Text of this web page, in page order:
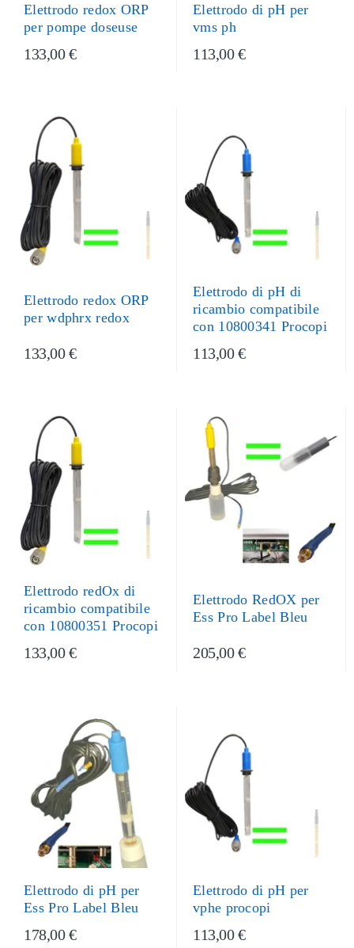
Elettrodo redox ORP
per pompe doseuse
133,00 €
Elettrodo di pH per
vms ph
113,00 €
Elettrodo redox ORP
per wdphrx redox
133,00 €
Elettrodo di pH di
ricambio compatibile
con 10800341 Procopi
113,00 €
Elettrodo redOx di
ricambio compatibile
con 10800351 Procopi
133,00 €
Elettrodo RedOX per
Ess Pro Label Bleu
205,00 €
Elettrodo di pH per
Ess Pro Label Bleu
178,00 €
Elettrodo di pH per
vphe procopi
113,00 €